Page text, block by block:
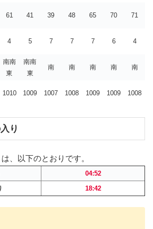
61 41 39 48 65 70 71
4 5 7 7 7 6 4
南南
東
南南
東
南 南 南 南 南
1010 1009 1007 1008 1009 1009 1008
り
、以下のとおりです。
04:52
18:42